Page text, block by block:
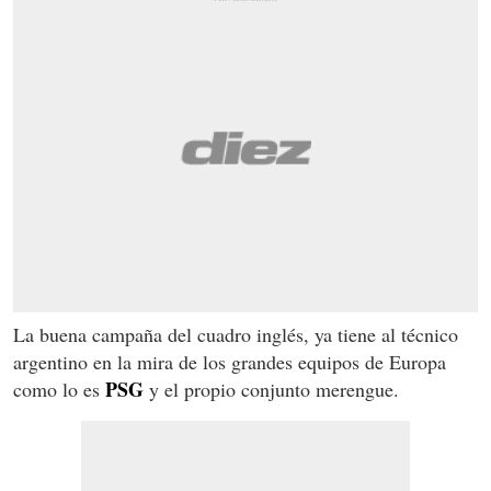
La buena campaña del cuadro inglés, ya tiene al técnico
argentino en la mira de los grandes equipos de Europa
como lo es PSG y el propio conjunto merengue.